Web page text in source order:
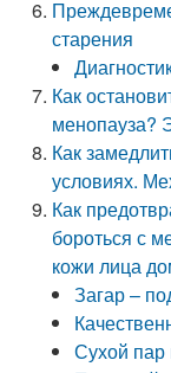
старения
Как
менопауза?
Как
условиях.
Как
бороться с
кожи лица
Загар –
Сухой пар